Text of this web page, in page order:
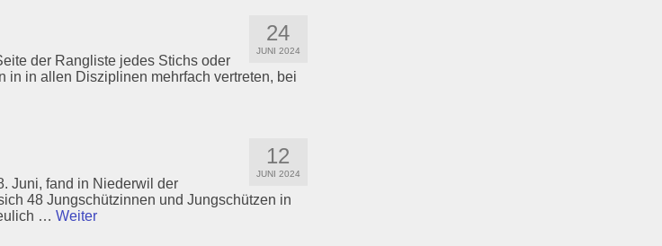
24
JUNI 2024
der Rangliste jedes Stichs oder
in in allen Disziplinen mehrfach vertreten, bei
12
JUNI 2024
Juni, fand in Niederwil der
48 Jungschützinnen und Jungschützen in
… Weiter